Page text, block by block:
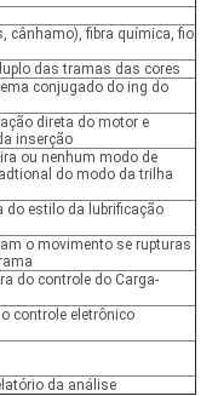
cânhamo), fibra química, fio
das tramas das cores
conjugado do ing do
direta do motor e
inserção
ou nenhum modo de
do modo da trilha
do estilo da lubrificação
o movimento se rupturas
do controle do Carga-
controle eletrônico
da análise